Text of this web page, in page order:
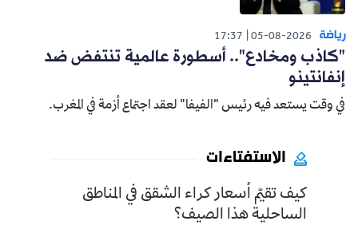
رياضة 05-08-2026
17:37
"كاذب ومخادع".. أسطورة عالمية تنتفض ضد
إنفانتينو
في وقت يستعد فيه رئيس "الفيفا" لعقد اجتماع أزمة في المغرب.
الاستفتاءات
كيف تقيّم أسعار كراء الشقق في المناطق
الساحلية هذا الصيف؟